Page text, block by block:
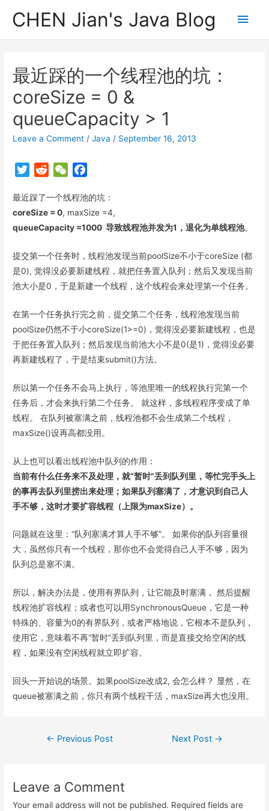
CHEN Jian's Java Blog
Main
最近踩的一个线程池的坑：
coreSize = 0 &
queueCapacity > 1
Leave a Comment /Java / September 16, 2013
T
i
t
t
r
d
d
i
W
C
h
a
c
e
b
o
k
最近踩了一个线程池的坑：
coreSize = 0, maxSize =4,
queueCapacity =1000 导致线程池并发为1，退化为单线程池。
提交第一个任务时，线程池发现当前poolSize不小于coreSize (都
是0), 觉得没必要新建线程，就把任务置入队列；然后又发现当前
池大小是0，于是新建一个线程，这个线程会来处理第一个任务。
在第一个任务执行完之前，提交第二个任务，线程池发现当前
poolSize仍然不于小coreSize(1>=0)，觉得没必要新建线程，也是
于把任务置入队列；然后发现当前池大小不是0(是1)，觉得没必要
再新建线程了，于是结束submit()方法。
所以第一个任务不会马上执行，等池里唯一的线程执行完第一个
任务后，才会来执行第二个任务。 就这样，多线程程序变成了单
线程。 在队列被塞满之前，线程池都不会生成第二个线程，
maxSize()设再高都没用。
从上也可以看出线程池中队列的作用：
当前有什么任务来不及处理，就“暂时”丢到队列里，等忙完手头上
的事再去队列里捞出来处理；如果队列塞满了，才意识到自己人
手不够，这时才要扩容线程（上限为maxSize）。
问题就在这里：“队列塞满才算人手不够”。 如果你的队列容量很
大，虽然你只有一个线程，那你也不会觉得自己人手不够，因为
队列总是塞不满。
所以，解决办法是，使用有界队列，让它能及时塞满， 然后提醒
线程池扩容线程；或者也可以用SynchronousQueue，它是一种
特殊的、容量为0的有界队列，或者严格地说，它根本不是队列，
使用它，意味着不再“暂时”丢到队列里，而是直接交给空闲的线
程，如果没有空闲线程就立即扩容。
回头一开始说的场景。如果poolSize改成2, 会怎么样？ 显然，在
queue被塞满之前，你只有两个线程干活，maxSize再大也没用。
Post
← Previous Post Next Post →
Leave a Comment
Your email address will not be published. Required fields are